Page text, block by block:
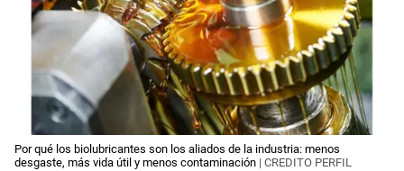
Por qué los biolubricantes son los aliados de la industria: menos
desgaste, más vida útil y menos contaminación | CREDITO PERFIL